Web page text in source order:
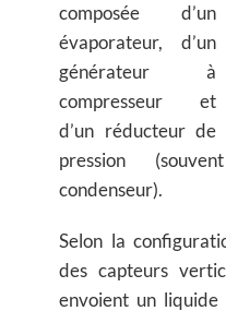
composée d’un
évaporateur, d’un
générateur à
compresseur et
d’un réducteur de
pression
condenseur).
Selon la
des capteurs
envoient un